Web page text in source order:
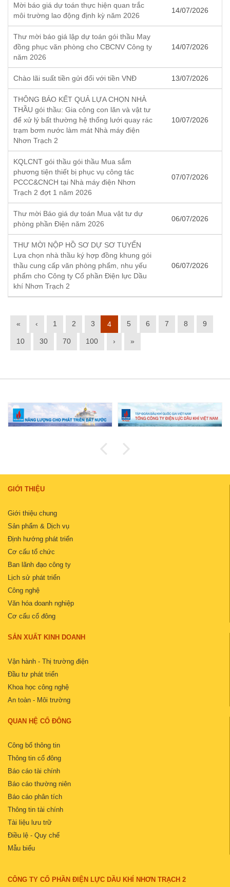
Mời báo giá dự toán thực hiện quan trắc
môi trường lao động định kỳ năm 2026
14/07/2026
Thư mời báo giá lập dự toán gói thầu May
đồng phục văn phòng cho CBCNV Công ty
năm 2026
14/07/2026
Chào lãi suất tiền gửi đối với tiền VNĐ 13/07/2026
THÔNG BÁO KẾT QUẢ LỰA CHỌN NHÀ
THẦU gói thầu: Gia công con lăn và vật tư
để xử lý bất thường hệ thống lưới quay rác
trạm bơm nước làm mát Nhà máy điện
Nhơn Trạch 2
10/07/2026
KQLCNT gói thầu gói thầu Mua sắm
phương tiện thiết bị phục vụ công tác
PCCC&CNCH tại Nhà máy điện Nhơn
Trạch 2 đợt 1 năm 2026
07/07/2026
Thư mời Báo giá dự toán Mua vật tư dự
phòng phần Điện năm 2026
06/07/2026
THƯ MỜI NỘP HỒ SƠ DỰ SƠ TUYỂN
Lựa chọn nhà thầu ký hợp đồng khung gói
thầu cung cấp văn phòng phẩm, nhu yếu
phẩm cho Công ty Cổ phần Điện lực Dầu
khí Nhơn Trạch 2
06/07/2026
« ‹ 1 2 3 4 5 6 7 8 9
10 30 70 100 › »
GIỚI THIỆU
Giới thiệu chung
Sản phẩm & Dịch vụ
Định hướng phát triển
Cơ cấu tổ chức
Ban lãnh đạo công ty
Lịch sử phát triển
Công nghệ
Văn hóa doanh nghiệp
Cơ cấu cổ đông
SẢN XUẤT KINH DOANH
Vận hành - Thị trường điện
Đầu tư phát triển
Khoa học công nghệ
An toàn - Môi trường
QUAN HỆ CỔ ĐÔNG
Công bố thông tin
Thông tin cổ đông
Báo cáo tài chính
Báo cáo thường niên
Báo cáo phân tích
Thông tin tài chính
Tài liệu lưu trữ
Điều lệ - Quy chế
Mẫu biểu
CÔNG TY CỔ PHẦN ĐIỆN LỰC DẦU KHÍ NHƠN TRẠCH 2